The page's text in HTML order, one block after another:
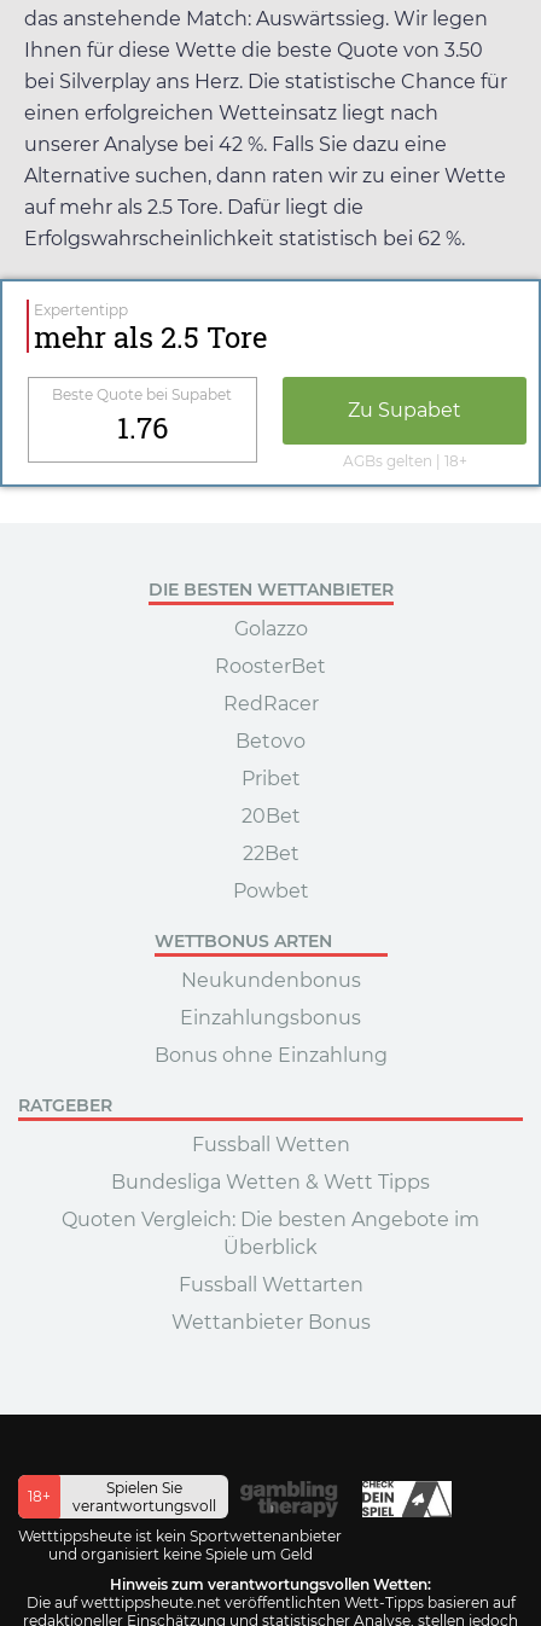
das anstehende Match: Auswärtssieg. Wir legen
Ihnen für diese Wette die beste Quote von 3.50
bei Silverplay ans Herz. Die statistische Chance für
einen erfolgreichen Wetteinsatz liegt nach
unserer Analyse bei 42 %. Falls Sie dazu eine
Alternative suchen, dann raten wir zu einer Wette
auf mehr als 2.5 Tore. Dafür liegt die
Erfolgswahrscheinlichkeit statistisch bei 62 %.
Expertentipp
mehr als 2.5 Tore
Beste Quote bei Supabet
1.76 Zu Supabet
AGBs gelten | 18+
DIE BESTEN WETTANBIETER
Golazzo
RoosterBet
RedRacer
Betovo
Pribet
20Bet
22Bet
Powbet
WETTBONUS ARTEN
Neukundenbonus
Einzahlungsbonus
Bonus ohne Einzahlung
RATGEBER
Fussball Wetten
Bundesliga Wetten & Wett Tipps
Quoten Vergleich: Die besten Angebote im
Überblick
Fussball Wettarten
Wettanbieter Bonus
18+
Spielen Sie
verantwortungsvoll
Wetttippsheute ist kein Sportwettenanbieter
und organisiert keine Spiele um Geld
Hinweis zum verantwortungsvollen Wetten:
Die auf wetttippsheute.net veröffentlichten Wett-Tipps basieren auf
redaktioneller Einschätzung und statistischer Analyse, stellen jedoch